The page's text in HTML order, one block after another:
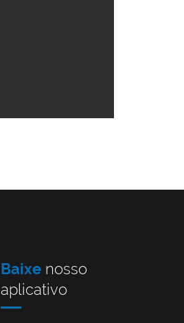
Baixe nosso
aplicativo